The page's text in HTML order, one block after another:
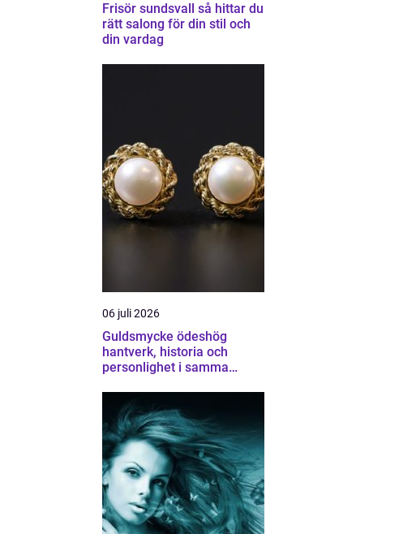
Frisör sundsvall så hittar du
rätt salong för din stil och
din vardag
06 juli 2026
Guldsmycke ödeshög
hantverk, historia och
personlighet i samma